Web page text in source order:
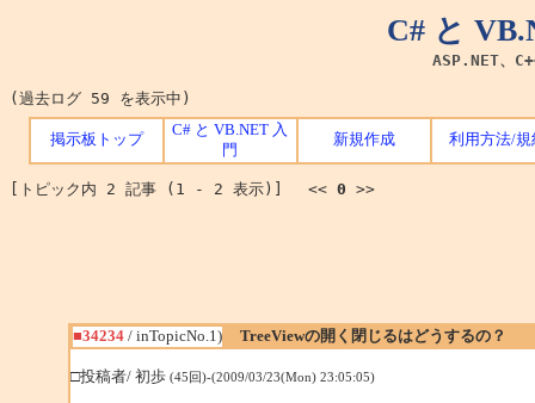
C# と
ASP.NET、
(過去ログ 59 を表示中)
掲示板トップ
C# と VB.NET 入
門
新規作成 利用方法/規
[トピック内 2 記事 (1 - 2 表示)] << 0 >>
■34234/ inTopicNo.1) TreeViewの開く閉じるはどうするの？
□投稿者/ 初歩 (45回)-(2009/03/23(Mon) 23:05:05)